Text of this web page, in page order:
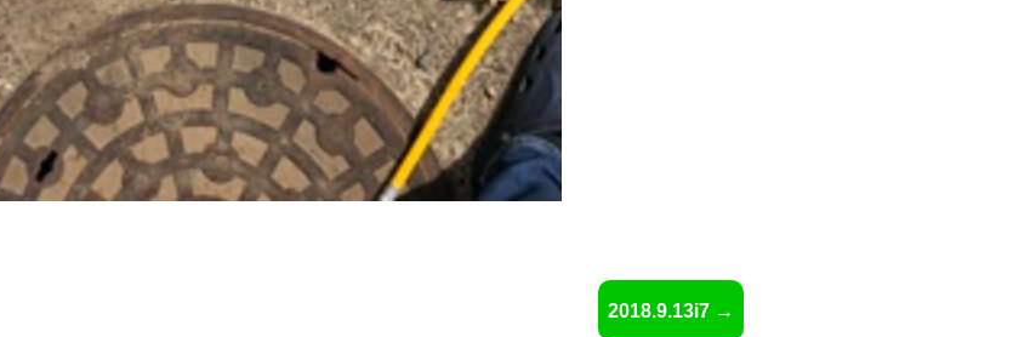
2018.9.13i7